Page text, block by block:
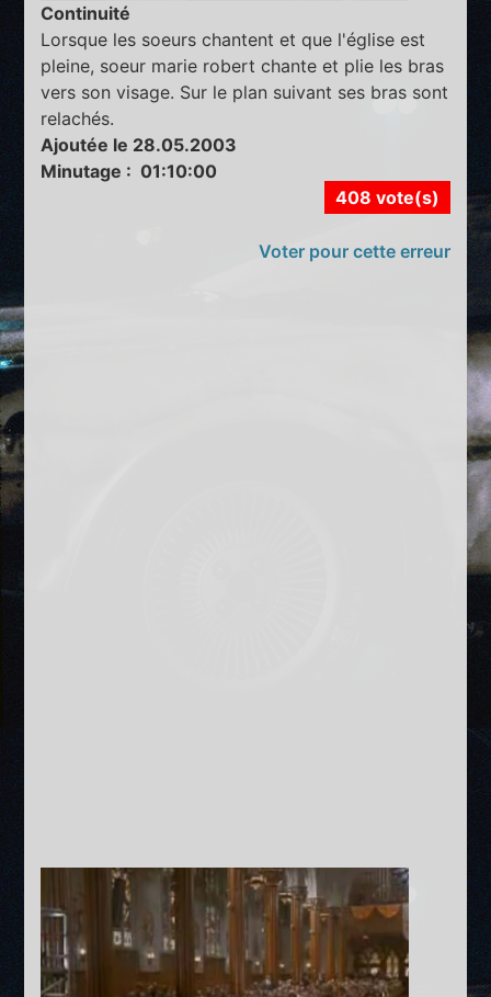
Continuité
Lorsque les soeurs chantent et que l'église est
pleine, soeur marie robert chante et plie les bras
vers son visage. Sur le plan suivant ses bras sont
relachés.
Ajoutée le 28.05.2003
Minutage : 01:10:00
408 vote(s)
Voter pour cette erreur